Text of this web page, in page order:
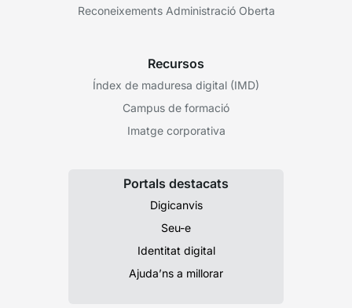
Reconeixements Administració Oberta
Recursos
Índex de maduresa digital (IMD)
Campus de formació
Imatge corporativa
Portals destacats
Digicanvis
Seu-e
Identitat digital
Ajuda’ns a millorar